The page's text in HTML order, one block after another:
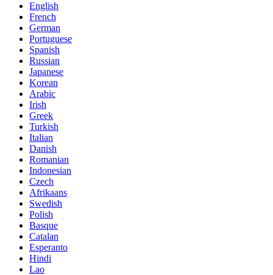
English
French
German
Portuguese
Spanish
Russian
Japanese
Korean
Arabic
Irish
Greek
Turkish
Italian
Danish
Romanian
Indonesian
Czech
Afrikaans
Swedish
Polish
Basque
Catalan
Esperanto
Hindi
Lao